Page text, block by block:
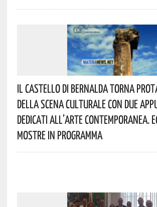
Il Castello Di Bernalda Torna
Della Scena Culturale Con Due
Dedicati All’arte Contemporanea.
Mostre In Programma